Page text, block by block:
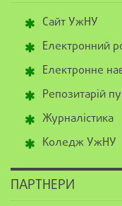
Сайт УжНУ
Електронний
Електронне
Репозитарій
Журналістика
Коледж УжНУ
ПАРТНЕРИ